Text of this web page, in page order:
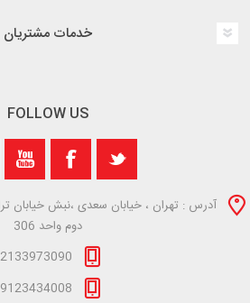
خدمات مشتریان
FOLLOW US
آدرس : تهران ، خیابان سعدی ،نبش خیابان
دوم واحد 306